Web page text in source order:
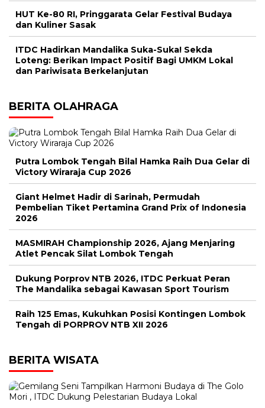
HUT Ke-80 RI, Pringgarata Gelar Festival Budaya
dan Kuliner Sasak
ITDC Hadirkan Mandalika Suka-Suka! Sekda
Loteng: Berikan Impact Positif Bagi UMKM Lokal
dan Pariwisata Berkelanjutan
BERITA OLAHRAGA
Putra Lombok Tengah Bilal Hamka Raih Dua Gelar di
Victory Wiraraja Cup 2026
Giant Helmet Hadir di Sarinah, Permudah
Pembelian Tiket Pertamina Grand Prix of Indonesia
2026
MASMIRAH Championship 2026, Ajang Menjaring
Atlet Pencak Silat Lombok Tengah
Dukung Porprov NTB 2026, ITDC Perkuat Peran
The Mandalika sebagai Kawasan Sport Tourism
Raih 125 Emas, Kukuhkan Posisi Kontingen Lombok
Tengah di PORPROV NTB XII 2026
BERITA WISATA